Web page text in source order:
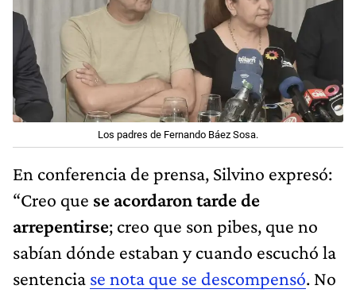
Los padres de Fernando Báez Sosa.
En conferencia de prensa, Silvino expresó:
“Creo que se acordaron tarde de
arrepentirse; creo que son pibes, que no
sabían dónde estaban y cuando escuchó la
sentencia se nota que se descompensó. No